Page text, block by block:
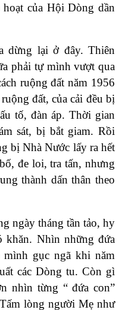
của Hội Dòng dần
dừng lại ở đây. Thiên
phải tự mình vượt qua
ruộng đất năm 1956
đất, của cải đều bị
tố, đàn áp. Thời gian
sát, bị bắt giam. Rồi
bị Nhà Nước lấy ra hết
đe loi, tra tấn, nhưng
thành dấn thân theo
ngày tháng tần tảo, hy
khăn. Nhìn những đứa
gục ngã khi năm
các Dòng tu. Còn gì
nhìn từng “ đứa con”
lòng người Mẹ như